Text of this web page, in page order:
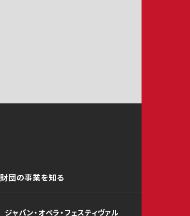
財団の事業を知る
ジャパン・オペラ・フェスティヴァル